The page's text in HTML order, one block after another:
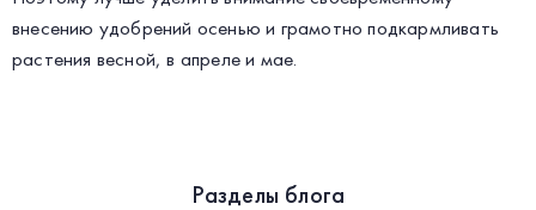
Разделы блога
внесению удобрений осенью и грамотно подкармливать
растения весной, в апреле и мае.